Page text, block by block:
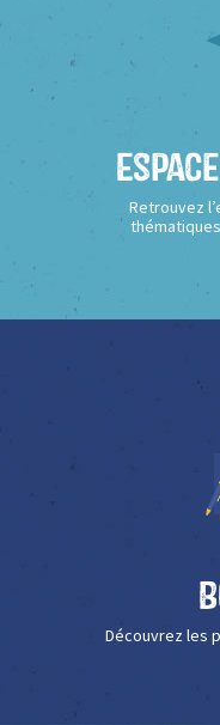
Retrouvez
Découvrez les